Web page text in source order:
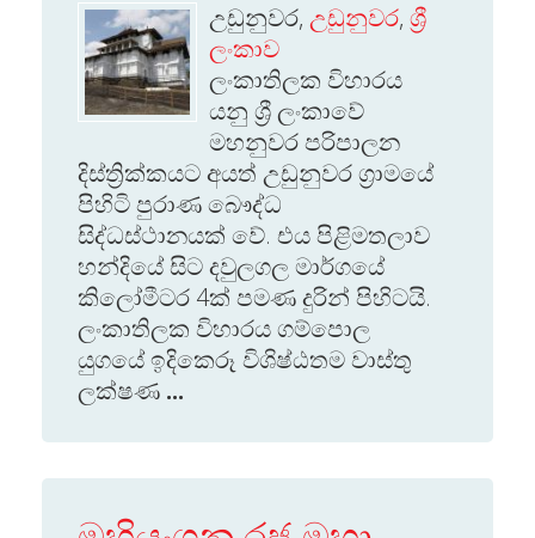
උඩුනුවර, උඩුනුවර, ශ්‍රී
ලංකාව
ලංකාතිලක විහාරය
යනු ශ්‍රී ලංකාවේ
මහනුවර පරිපාලන
දිස්ත්‍රික්කයට අයත් උඩුනුවර ග්‍රාමයේ
පිහිටි පුරාණ බෞද්ධ
සිද්ධස්ථානයක් වේ. එය පිළිමතලාව
හන්දියේ සිට දවුලගල මාර්ගයේ
කිලෝමීටර 4ක් පමණ දුරින් පිහිටයි.
ලංකාතිලක විහාරය ගම්පොල
යුගයේ ඉදිකෙරූ විශිෂ්ඨතම වාස්තු
ලක්ෂණ ...